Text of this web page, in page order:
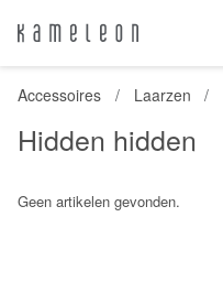
Accessoires Laarzen
Hidden hidden
Geen artikelen gevonden.